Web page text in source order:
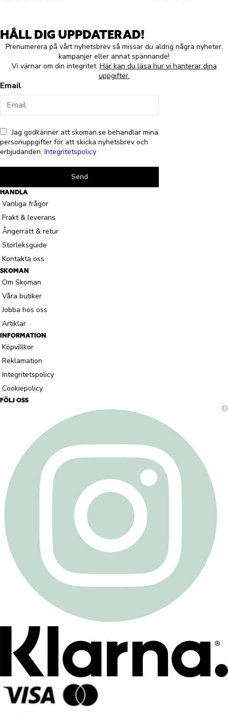
HÅLL DIG UPPDATERAD!
Prenumerera på vårt nyhetsbrev så missar du aldrig några nyheter,
kampanjer eller annat spännande!
Vi värnar om din integritet. Här kan du läsa hur vi hanterar dina
uppgifter.
Email
Jag godkänner att skoman.se behandlar mina
personuppgifter för att skicka nyhetsbrev och
erbjudanden. Integritetspolicy
Send
HANDLA
Vanliga frågor
Frakt & leverans
Ångerrätt & retur
Storleksguide
Kontakta oss
SKOMAN
Om Skoman
Våra butiker
Jobba hos oss
Artiklar
INFORMATION
Köpvillkor
Reklamation
Integritetspolicy
Cookiepolicy
FÖLJ OSS